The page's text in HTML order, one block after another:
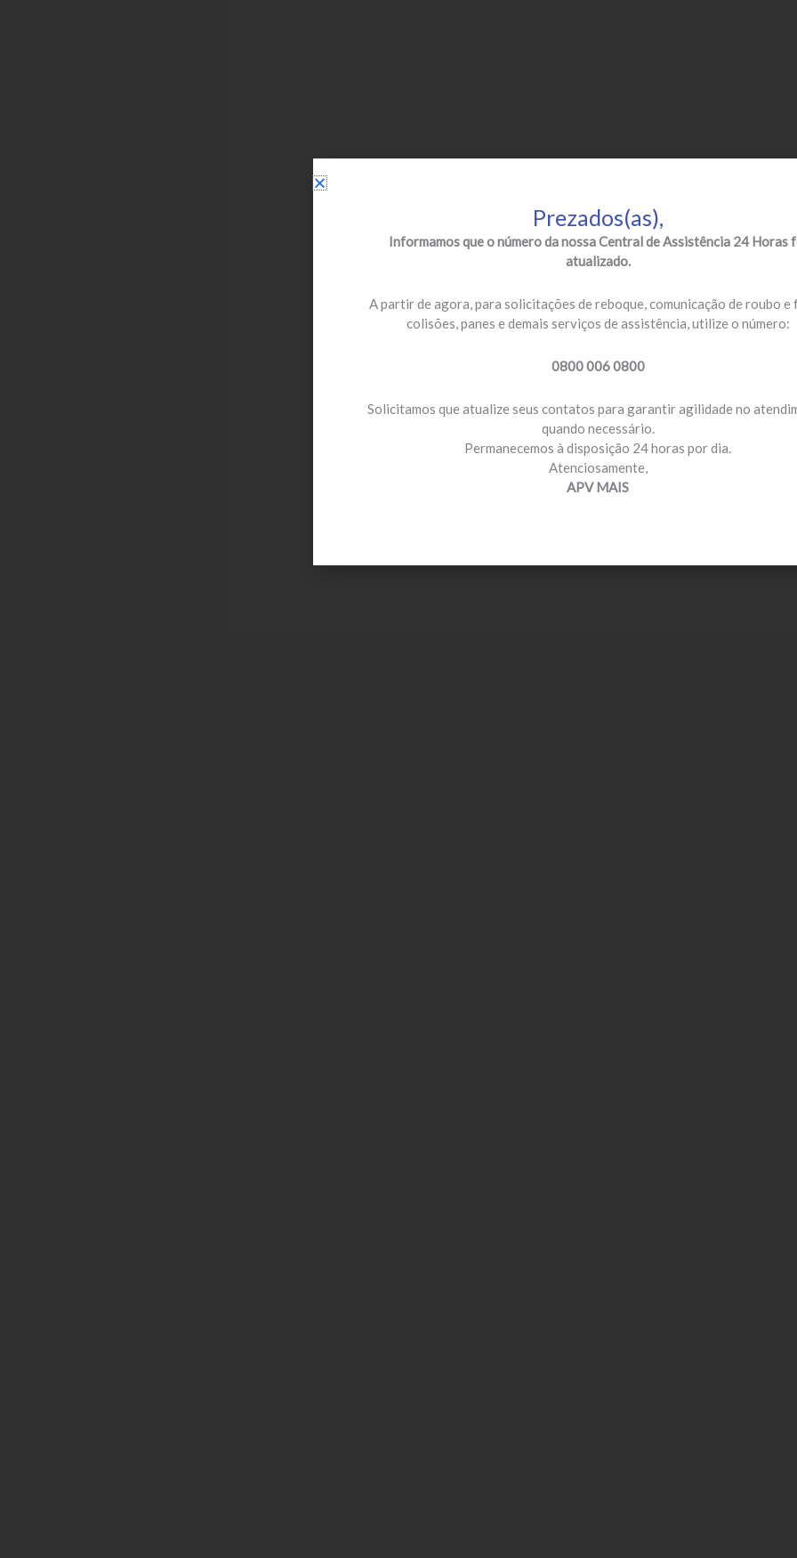
Prezados(as),
Informamos que o número da nossa Central de Assistência 24 Horas
atualizado.
A partir de agora, para solicitações de reboque, comunicação de roubo e
colisões, panes e demais serviços de assistência, utilize o número:
0800 006 0800
Solicitamos que atualize seus contatos para garantir agilidade no
quando necessário.
Permanecemos à disposição 24 horas por dia.
Atenciosamente,
APV MAIS